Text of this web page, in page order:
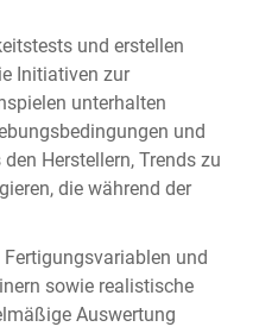
und erstellen
Initiativen zur
unterhalten
und
Herstellern, Trends zu
die während der
und
sowie realistische
Auswertung